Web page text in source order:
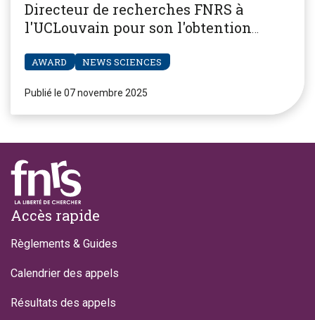
Directeur de recherches FNRS à
l'UCLouvain pour son l'obtention
European Research Council (ERC)
AWARD NEWS SCIENCES
Publié le 07 novembre 2025
Footer
Accès rapide
Règlements & Guides
Calendrier des appels
Résultats des appels